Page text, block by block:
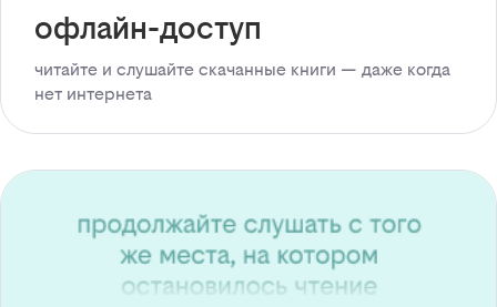
офлайн-доступ
читайте и слушайте скачанные книги — даже когда
нет интернета